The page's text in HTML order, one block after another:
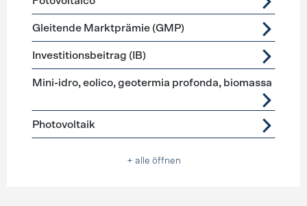
Gleitende Marktprämie (GMP)
Investitionsbeitrag (IB)
Mini-idro, eolico, geotermia profonda, biomassa
Photovoltaik
+ alle öffnen